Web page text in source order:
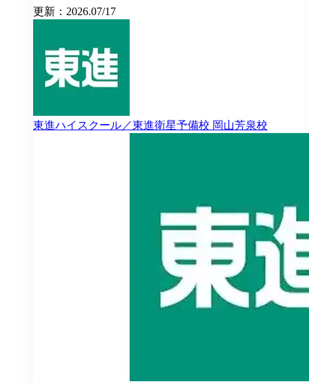
更新：2026.07/17
東進ハイスクール／東進衛星予備校 岡山芳泉校